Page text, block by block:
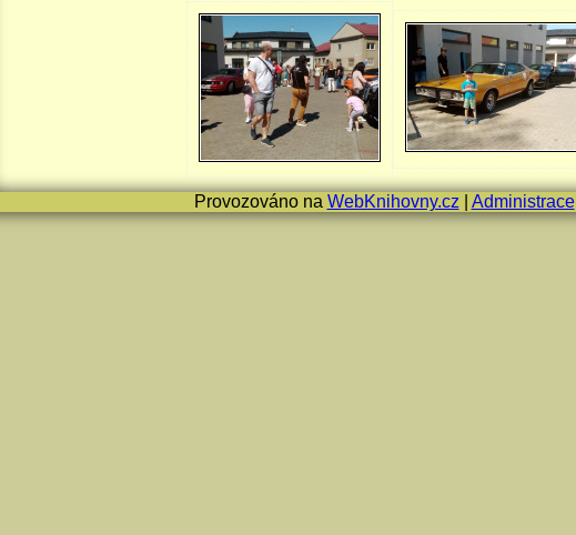
Provozováno na WebKnihovny.cz Administrace